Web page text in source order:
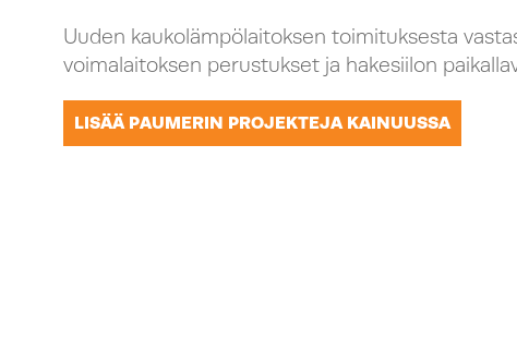
Uuden kaukolämpölaitoksen toimituksesta
voimalaitoksen perustukset ja hakesiilon
LISÄÄ PAUMERIN PROJEKTEJA KAINUUSSA